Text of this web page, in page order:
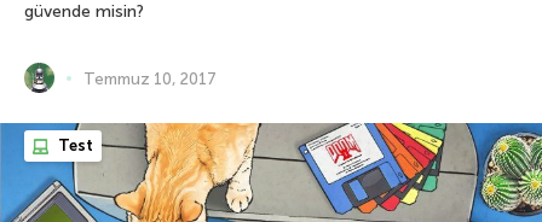
güvende misin?
Temmuz 10, 2017
Test